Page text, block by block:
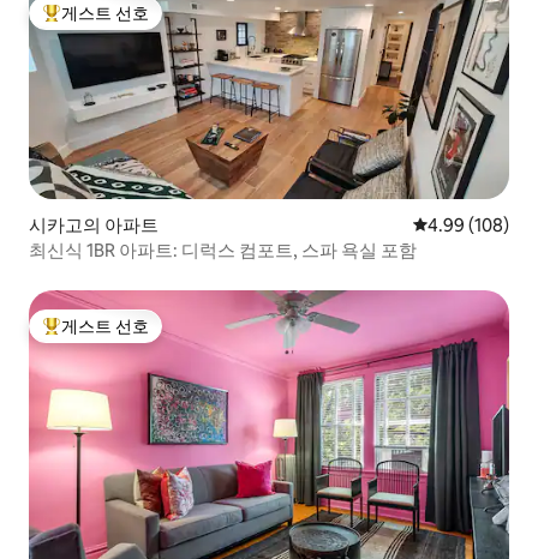
상위 게스트 선호
게스트 선호
시카고의 아파트 평점 4.99점(5
4.99 (108)
최신식 1BR 아파트: 디럭스 컴포트, 스파 욕실 포함
상위 게스트 선호
게스트 선호